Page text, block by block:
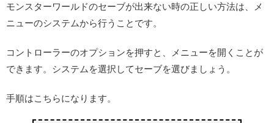
モンスターワールドのセーブが出来ない時の正しい方法は、メ
ニューのシステムから行うことです。
コントローラーのオプションを押すと、メニューを開くことが
できます。システムを選択してセーブを選びましょう。
手順はこちらになります。